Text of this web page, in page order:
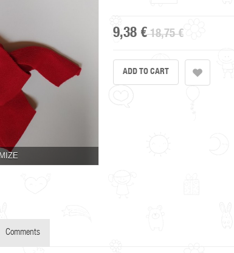
9,38 € 18,75 €
Comments